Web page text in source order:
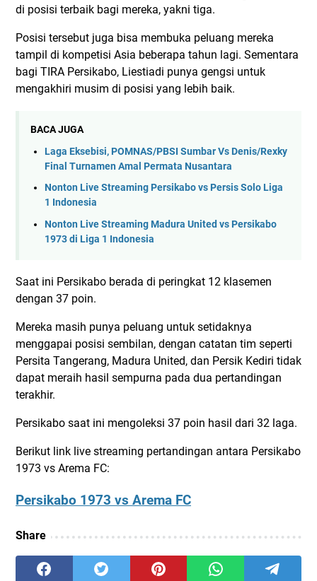
di posisi terbaik bagi mereka, yakni tiga.
Posisi tersebut juga bisa membuka peluang mereka
tampil di kompetisi Asia beberapa tahun lagi. Sementara
bagi TIRA Persikabo, Liestiadi punya gengsi untuk
mengakhiri musim di posisi yang lebih baik.
BACA JUGA
Laga Eksebisi, POMNAS/PBSI Sumbar Vs Denis/Rexky
Final Turnamen Amal Permata Nusantara
Nonton Live Streaming Persikabo vs Persis Solo Liga
1 Indonesia
Nonton Live Streaming Madura United vs Persikabo
1973 di Liga 1 Indonesia
Saat ini Persikabo berada di peringkat 12 klasemen
dengan 37 poin.
Mereka masih punya peluang untuk setidaknya
menggapai posisi sembilan, dengan catatan tim seperti
Persita Tangerang, Madura United, dan Persik Kediri tidak
dapat meraih hasil sempurna pada dua pertandingan
terakhir.
Persikabo saat ini mengoleksi 37 poin hasil dari 32 laga.
Berikut link live streaming pertandingan antara Persikabo
1973 vs Arema FC:
Persikabo 1973 vs Arema FC
Share